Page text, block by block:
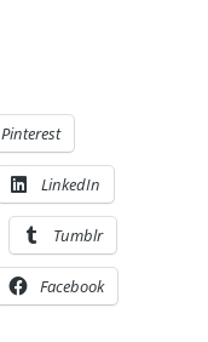
Pinterest
LinkedIn
Tumblr
Facebook